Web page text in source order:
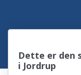
Dette er den
i Jordrup